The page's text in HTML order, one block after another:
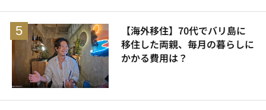
【海外移住】70代でバリ島に
移住した両親、毎月の暮らしに
かかる費用は？